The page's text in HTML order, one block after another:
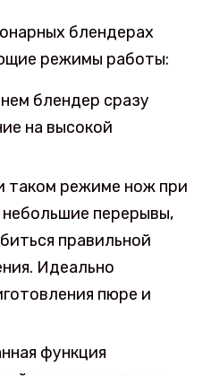
блендерах
режимы работы:
блендер сразу
на высокой
таком режиме нож при
перерывы,
правильной
Идеально
пюре и
функция